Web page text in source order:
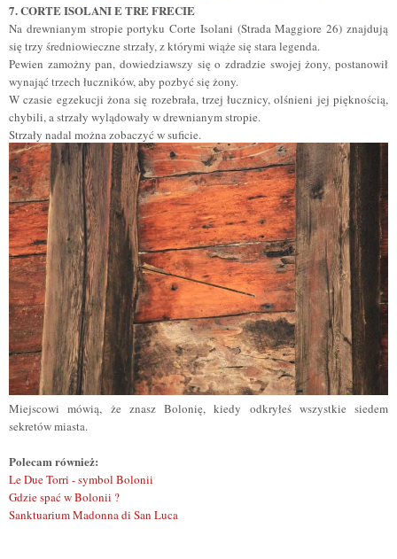
7. CORTE ISOLANI E TRE FRECIE
Na drewnianym stropie portyku Corte Isolani (Strada Maggiore 26) znajdują
się trzy średniowieczne strzały, z którymi wiąże się stara legenda.
Pewien zamożny pan, dowiedziawszy się o zdradzie swojej żony, postanowił
wynająć trzech łuczników, aby pozbyć się żony.
W czasie egzekucji żona się rozebrała, trzej łucznicy, olśnieni jej pięknością,
chybili, a strzały wylądowały w drewnianym stropie.
Strzały nadal można zobaczyć w suficie.
Miejscowi mówią, że znasz Bolonię, kiedy odkryłeś wszystkie siedem
sekretów miasta.
Polecam również:
Le Due Torri - symbol Bolonii
Gdzie spać w Bolonii ?
Sanktuarium Madonna di San Luca